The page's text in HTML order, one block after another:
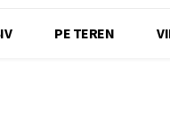
PE TEREN